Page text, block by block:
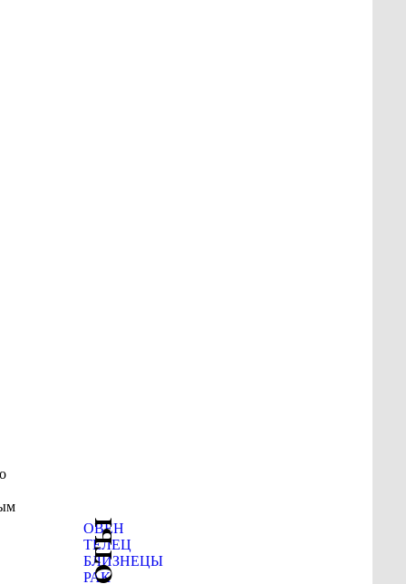
ОВЕН
ТЕЛЕЦ
БЛИЗНЕЦЫ
РАК